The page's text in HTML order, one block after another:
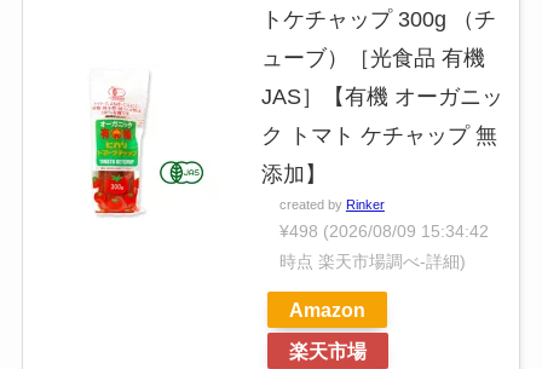
トケチャップ 300g （チ
ューブ）［光食品 有機
JAS］【有機 オーガニッ
ク トマト ケチャップ 無
添加】
created by Rinker
¥498 (2026/08/09 15:34:42
時点 楽天市場調べ-詳細)
Amazon
楽天市場